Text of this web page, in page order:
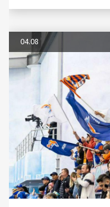
04.08